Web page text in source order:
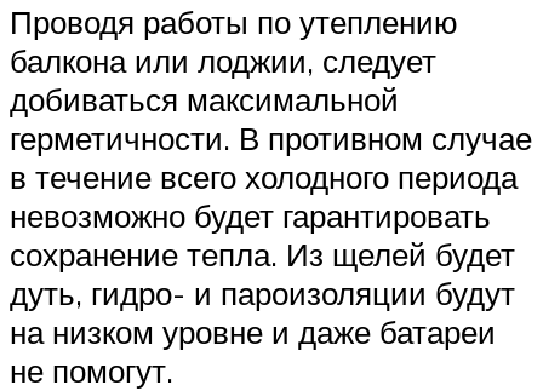
Проводя работы по утеплению
балкона или лоджии, следует
добиваться максимальной
герметичности. В противном случае
в течение всего холодного периода
невозможно будет гарантировать
сохранение тепла. Из щелей будет
дуть, гидро- и пароизоляции будут
на низком уровне и даже батареи
не помогут.